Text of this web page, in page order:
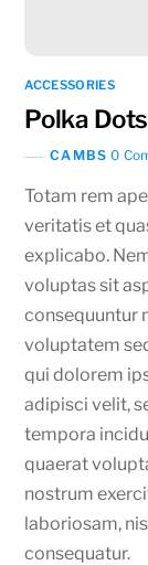
ACCESSORIES
Polka
CAMBS 0
Totam rem
veritatis et
explicabo.
voluptas sit
consequuntur
voluptatem
qui dolorem
adipisci velit,
tempora
quaerat
nostrum
laboriosam,
consequatur.